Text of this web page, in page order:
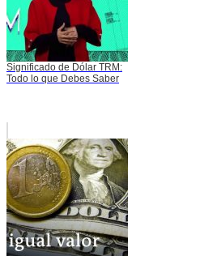
Significado de Dólar TRM:
Todo lo que Debes Saber